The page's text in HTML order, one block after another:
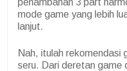
mode game yang lebih
lanjut.
Nah, itulah rekomendasi
seru. Dari deretan game